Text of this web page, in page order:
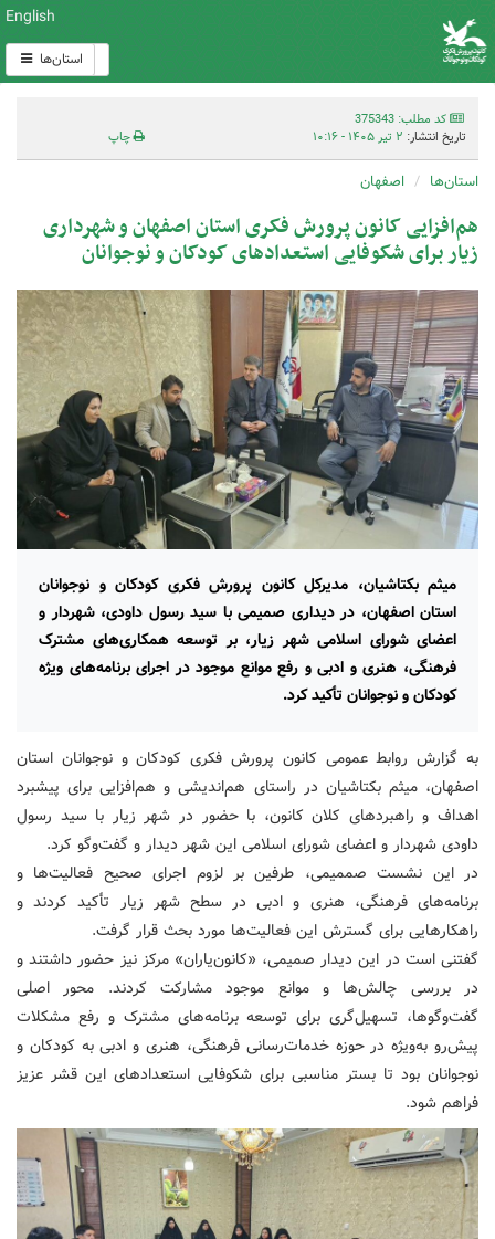
English
استان‌ها
کد مطلب: 375343
تاریخ انتشار: ۲ تیر ۱۴۰۵ - ۱۰:۱۶ چاپ
استان‌ها اصفهان
هم‌افزایی کانون پرورش فکری استان اصفهان و شهرداری
زیار برای شکوفایی استعدادهای کودکان و نوجوانان
میثم بکتاشیان، مدیرکل کانون پرورش فکری کودکان و نوجوانان
استان اصفهان، در دیداری صمیمی با سید رسول داودی، شهردار و
اعضای شورای اسلامی شهر زیار، بر توسعه همکاری‌های مشترک
فرهنگی، هنری و ادبی و رفع موانع موجود در اجرای برنامه‌های ویژه
کودکان و نوجوانان تأکید کرد.
به گزارش روابط عمومی کانون پرورش فکری کودکان و نوجوانان استان
اصفهان، میثم بکتاشیان در راستای هم‌اندیشی و هم‌افزایی برای پیشبرد
اهداف و راهبردهای کلان کانون، با حضور در شهر زیار با سید رسول
داودی شهردار و اعضای شورای اسلامی این شهر دیدار و گفت‌وگو کرد.
در این نشست صممیمی، طرفین بر لزوم اجرای صحیح فعالیت‌ها و
برنامه‌های فرهنگی، هنری و ادبی در سطح شهر زیار تأکید کردند و
راهکارهایی برای گسترش این فعالیت‌ها مورد بحث قرار گرفت.
گفتنی است در این دیدار صمیمی، «کانون‌یاران» مرکز نیز حضور داشتند و
در بررسی چالش‌ها و موانع موجود مشارکت کردند. محور اصلی
گفت‌وگوها، تسهیل‌گری برای توسعه برنامه‌های مشترک و رفع مشکلات
پیش‌رو به‌ویژه در حوزه خدمات‌رسانی فرهنگی، هنری و ادبی به کودکان و
نوجوانان بود تا بستر مناسبی برای شکوفایی استعدادهای این قشر عزیز
فراهم شود.